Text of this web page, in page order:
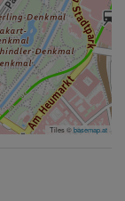
Tiles ©basemap.at